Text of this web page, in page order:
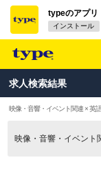
typeのアプリ
インストール
求人検索結果
映像・音響・イベント関連 × 英
映像・音響・イベント